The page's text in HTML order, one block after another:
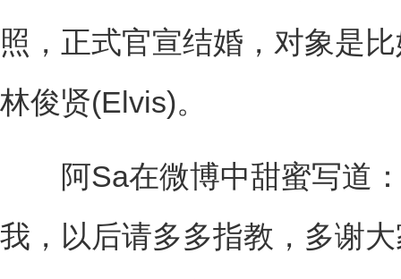
照，正式官宣结婚，对象是
林俊贤(Elvis)。
阿Sa在微博中甜蜜写道：
我，以后请多多指教，多谢